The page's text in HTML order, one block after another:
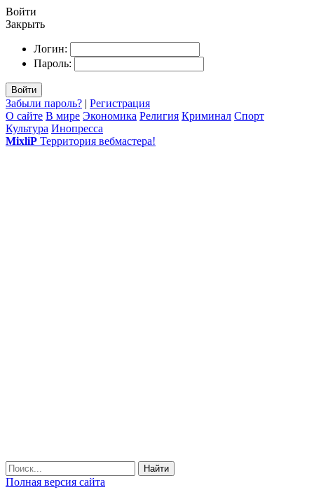
Войти
Закрыть
Логин:
Пароль:
Войти
Забыли пароль? | Регистрация
О сайте В мире Экономика Религия Криминал Спорт
Культура Инопресса
MixliP Территория вебмастера!
Найти
Полная версия сайта